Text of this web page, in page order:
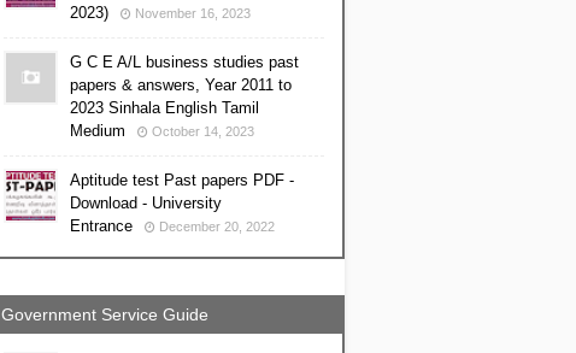
2023)
November 16, 2023
G C E A/L business studies past
papers & answers, Year 2011 to
2023 Sinhala English Tamil
Medium
October 14, 2023
Aptitude test Past papers PDF -
Download - University
Entrance
December 20, 2022
Government Service Guide